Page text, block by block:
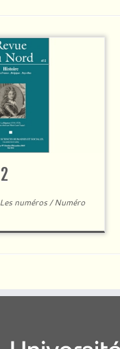
Les numéros/Numéro